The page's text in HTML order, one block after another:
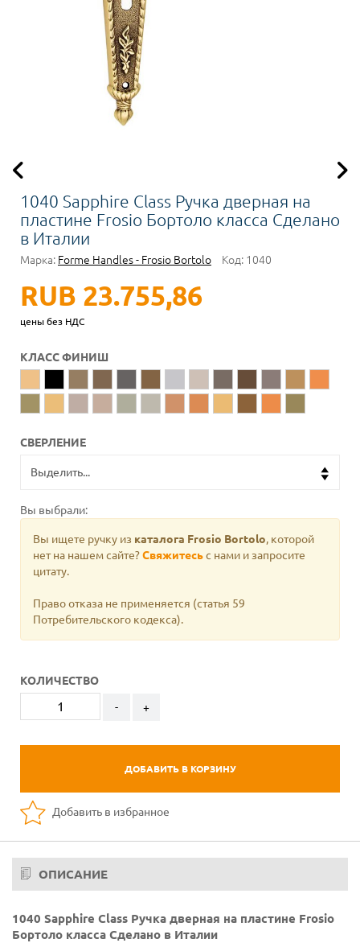
1040 Sapphire Class Ручка дверная на
пластине Frosio Бортоло класса Сделано
в Италии
Марка: Forme Handles - Frosio Bortolo Код: 1040
RUB 23.755,86
цены без НДС
КЛАСС ФИНИШ
СВЕРЛЕНИЕ
Вы выбрали:
Вы ищете ручку из каталога Frosio Bortolo, которой
нет на нашем сайте?Свяжитесьс нами и запросите
цитату.
Право отказа не применяется (статья 59
Потребительского кодекса).
КОЛИЧЕСТВО
- +
ДОБАВИТЬ В КОРЗИНУ
Добавить в избранное
ОПИСАНИЕ
1040 Sapphire Class Ручка дверная на пластине Frosio
Бортоло класса Сделано в Италии